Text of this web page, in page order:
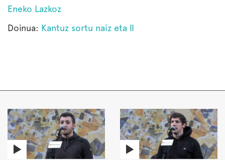
Eneko Lazkoz
Doinua: Kantuz sortu naiz eta II